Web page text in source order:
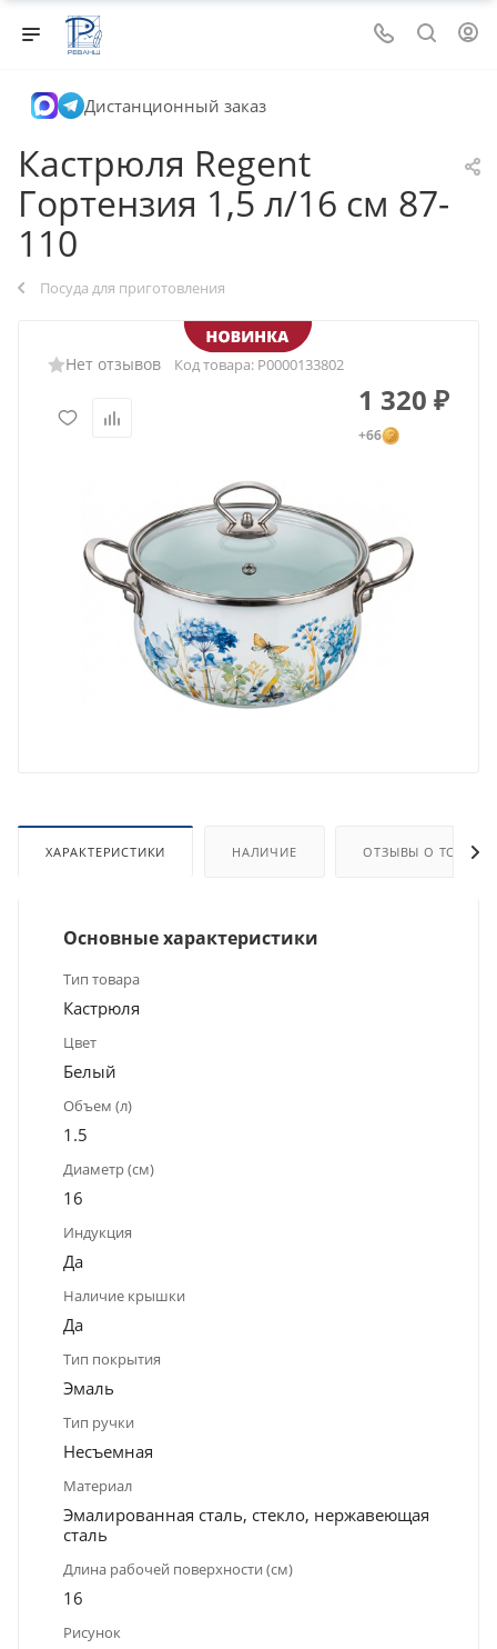
Дистанционный заказ
Кастрюля Regent
Гортензия 1,5 л/16 см 87-
110
Посуда для приготовления
Нет отзывов Код товара: Р0000133802
1 320 ₽
+66
ХАРАКТЕРИСТИКИ НАЛИЧИЕ ОТЗЫВЫ О ТОВАРЕ
Основные характеристики
Тип товара
Кастрюля
Цвет
Белый
Объем (л)
1.5
Диаметр (см)
16
Индукция
Да
Наличие крышки
Да
Тип покрытия
Эмаль
Тип ручки
Несъемная
Материал
Эмалированная сталь, стекло, нержавеющая
сталь
Длина рабочей поверхности (см)
16
Рисунок